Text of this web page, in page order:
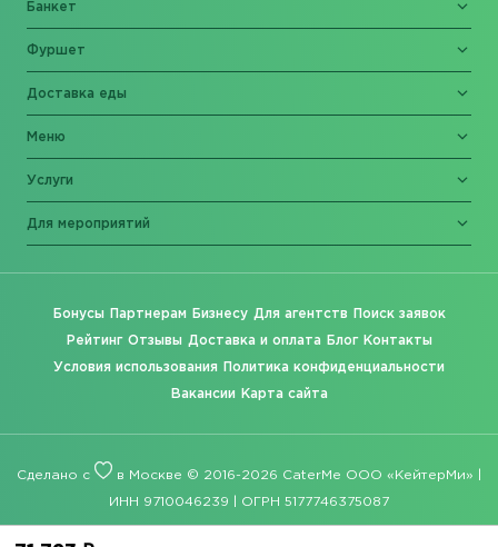
Банкет
Фуршет
Доставка еды
Меню
Услуги
Для мероприятий
Бонусы Партнерам Бизнесу Для агентств Поиск заявок
Рейтинг Отзывы Доставка и оплата Блог Контакты
Условия использования Политика конфиденциальности
Вакансии Карта сайта
Сделано с в Москве © 2016-2026 CaterMe ООО «КейтерМи» |
ИНН 9710046239 | ОГРН 5177746375087